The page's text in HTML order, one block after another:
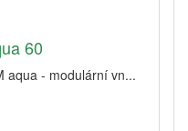
60
aqua - modulární vn...